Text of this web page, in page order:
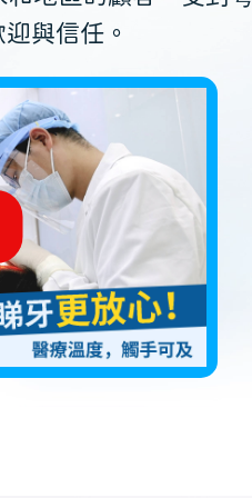
與信任。